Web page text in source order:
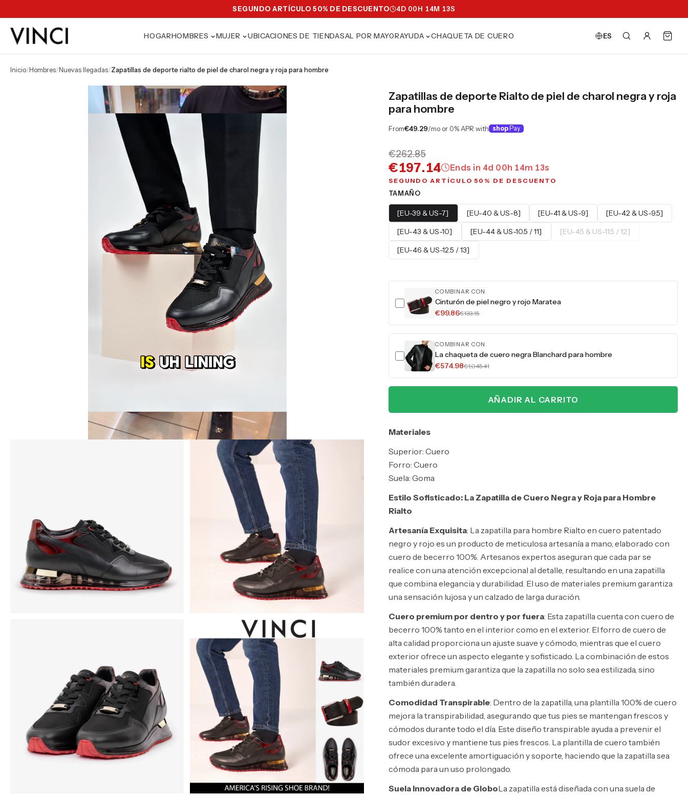
SEGUNDO ARTÍCULO 50% DE DESCUENTO 4D 00H 14M 11S
HOGARHOMBRES MUJER UBICACIONES DE TIENDASAL POR MAYORAYUDA CHAQUETA DE CUERO ES
inicio/ hombres/ nuevas llegadas/ zapatillas de deporte rialto de piel de charol negra y roja para hombre
Zapatillas de deporte Rialto de piel de charol negra y roja
para hombre
From€49.29/mo or 0% APR with shop Pay
€262.85
€197.14 Ends in 4d 00h 14m 11s
SEGUNDO ARTÍCULO 50% DE DESCUENTO
TAMAÑO
[EU-39 & US-7] [EU-40 & US-8] [EU-41 & US-9]
[EU-42 & US-9.5]
[EU-43 & US-10]
[EU-44 & US-10.5 / 11]
[EU-45 & US-11.5 / 12]
[EU-46 & US-12.5 / 13]
COMBINAR CON
Cinturón de piel negro y rojo Maratea
€99.86€133.15
COMBINAR CON
La chaqueta de cuero negra Blanchard para hombre
€574.98€1,045.41
AÑADIR AL CARRITO
Materiales
Superior: Cuero
Forro: Cuero
Suela: Goma
Estilo Sofisticado: La Zapatilla de Cuero Negra y Roja para Hombre
Rialto
Artesanía Exquisita: La zapatilla para hombre Rialto en cuero patentado
negro y rojo es un producto de meticulosa artesanía a mano, elaborado con
cuero de becerro 100%. Artesanos expertos aseguran que cada par se
realice con una atención excepcional al detalle, resultando en una zapatilla
que combina elegancia y durabilidad. El uso de materiales premium garantiza
una sensación lujosa y un calzado de larga duración.
Cuero premium por dentro y por fuera: Esta zapatilla cuenta con cuero de
becerro 100% tanto en el interior como en el exterior. El forro de cuero de
alta calidad proporciona un ajuste suave y cómodo, mientras que el cuero
exterior ofrece un aspecto elegante y sofisticado. La combinación de estos
materiales premium garantiza que la zapatilla no solo sea estilizada, sino
también duradera.
Comodidad Transpirable: Dentro de la zapatilla, una plantilla 100% de cuero
mejora la transpirabilidad, asegurando que tus pies se mantengan frescos y
cómodos durante todo el día. Este diseño transpirable ayuda a prevenir el
sudor excesivo y mantiene tus pies frescos. La plantilla de cuero también
ofrece una excelente amortiguación y soporte, haciendo que la zapatilla sea
cómoda para un uso prolongado.
Suela Innovadora de GloboLa zapatilla está diseñada con una suela de